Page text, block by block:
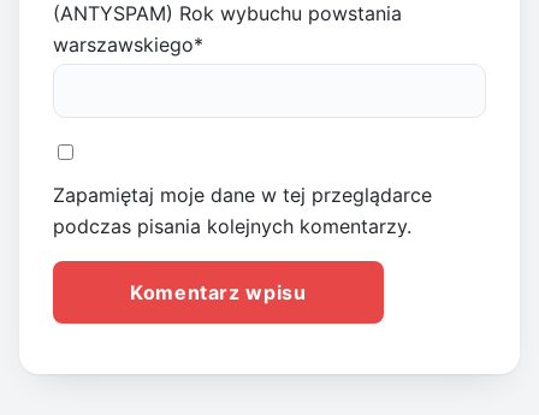
(ANTYSPAM) Rok wybuchu powstania
warszawskiego*
Zapamiętaj moje dane w tej przeglądarce
podczas pisania kolejnych komentarzy.